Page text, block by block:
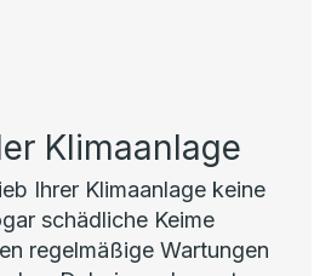
Klimaanlage
Ihrer Klimaanlage keine
schädliche Keime
regelmäßige Wartungen